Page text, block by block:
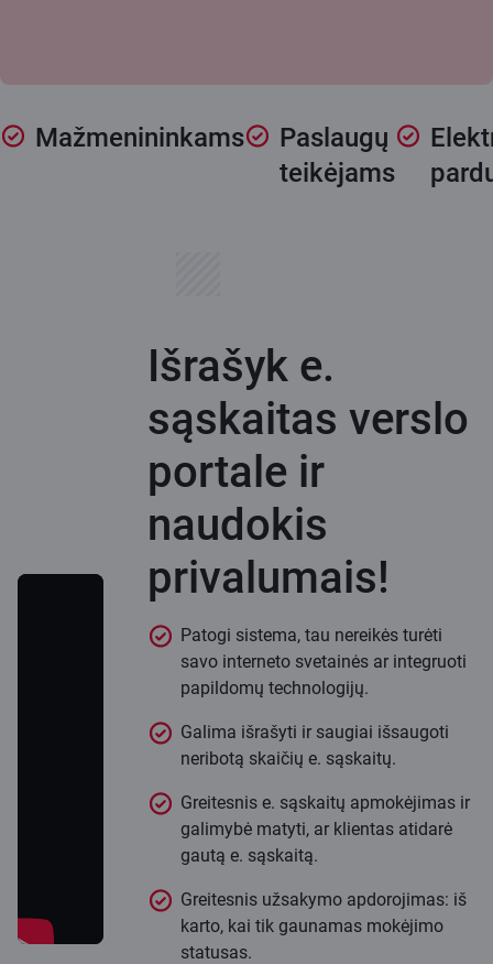
Mažmenininkams
Paslaugų
teikėjams
Išrašyk e.
sąskaitas verslo
portale ir
naudokis
privalumais!
Patogi sistema, tau nereikės turėti
savo interneto svetainės ar integruoti
papildomų technologijų.
Galima išrašyti ir saugiai išsaugoti
neribotą skaičių e. sąskaitų.
Greitesnis e. sąskaitų apmokėjimas ir
galimybė matyti, ar klientas atidarė
gautą e. sąskaitą.
Greitesnis užsakymo apdorojimas: iš
karto, kai tik gaunamas mokėjimo
statusas.